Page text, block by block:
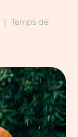
| Temps de